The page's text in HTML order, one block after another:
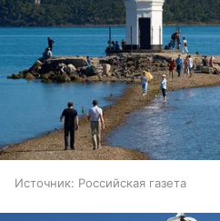
Источник: Российская газета